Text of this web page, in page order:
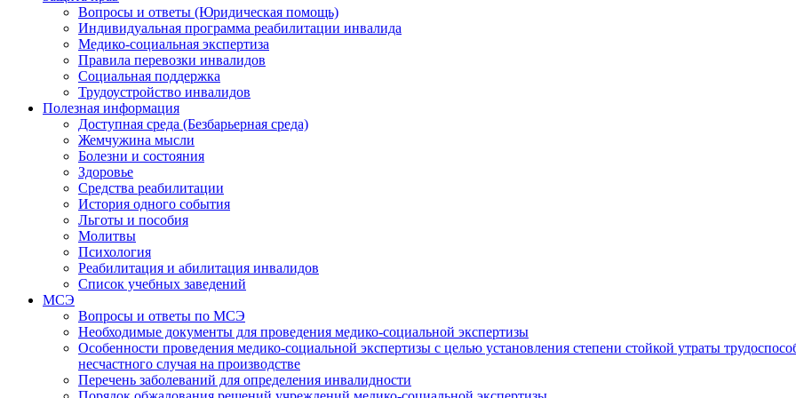
Вопросы и ответы (Юридическая помощь)
Индивидуальная программа реабилитации инвалида
Медико-социальная экспертиза
Правила перевозки инвалидов
Социальная поддержка
Трудоустройство инвалидов
Полезная информация
Доступная среда (Безбарьерная среда)
Жемчужина мысли
Болезни и состояния
Здоровье
Средства реабилитации
История одного события
Льготы и пособия
Молитвы
Психология
Реабилитация и абилитация инвалидов
Список учебных заведений
МСЭ
Вопросы и ответы по МСЭ
Необходимые документы для проведения медико-социальной экспертизы
Особенности проведения медико-социальной экспертизы с целью установления степени стойкой утраты
несчастного случая на производстве
Перечень заболеваний для определения инвалидности